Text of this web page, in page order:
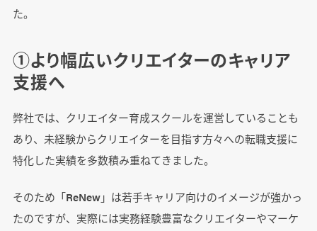
た。
①より幅広いクリエイターのキャリア
支援へ
弊社では、クリエイター育成スクールを運営していることも
あり、未経験からクリエイターを目指す方々への転職支援に
特化した実績を多数積み重ねてきました。
そのため「ReNew」は若手キャリア向けのイメージが強かっ
たのですが、実際には実務経験豊富なクリエイターやマーケ